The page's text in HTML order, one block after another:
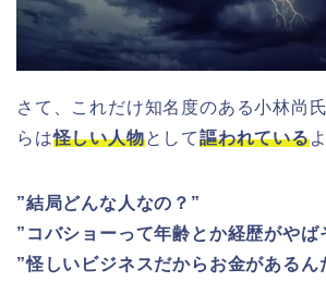
さて、これだけ知名度のある小林尚
らは怪しい人物として謳われている
”結局どんな人なの？”
”コバショーって年齢とか経歴がやば
”怪しいビジネスだからお金があるん